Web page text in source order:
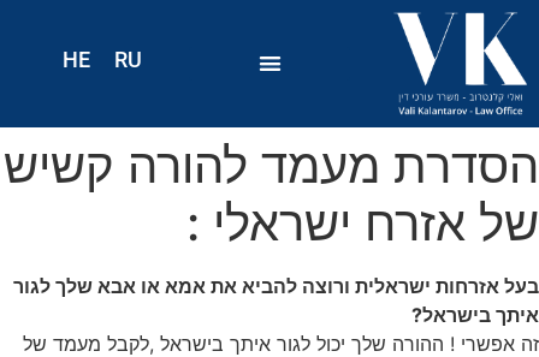
RU
HE
הסדרת מעמד להורה קשיש
של אזרח ישראלי :
בעל אזרחות ישראלית ורוצה להביא את אמא או אבא שלך לגור
איתך בישראל?
זה אפשרי ! ההורה שלך יכול לגור איתך בישראל ,לקבל מעמד של